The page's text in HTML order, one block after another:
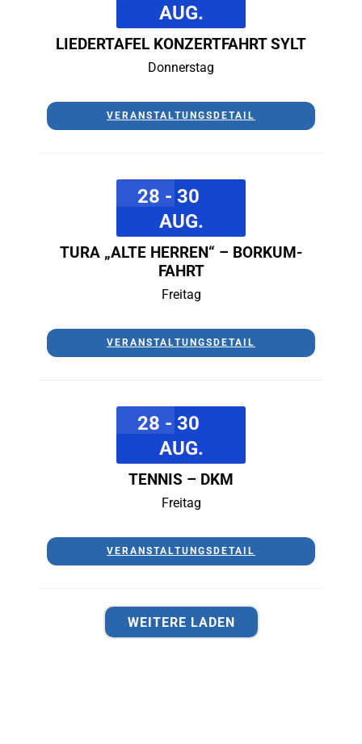
AUG.
LIEDERTAFEL KONZERTFAHRT SYLT
Donnerstag
VERANSTALTUNGSDETAIL
28 - 30
AUG.
TURA „ALTE HERREN“ – BORKUM-
FAHRT
Freitag
VERANSTALTUNGSDETAIL
28 - 30
AUG.
TENNIS – DKM
Freitag
VERANSTALTUNGSDETAIL
WEITERE LADEN